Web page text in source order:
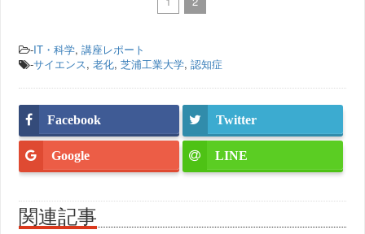
-IT・科学,講座レポート
-サイエンス,老化,芝浦工業大学,認知症
Facebook Twitter
Google LINE
関連記事